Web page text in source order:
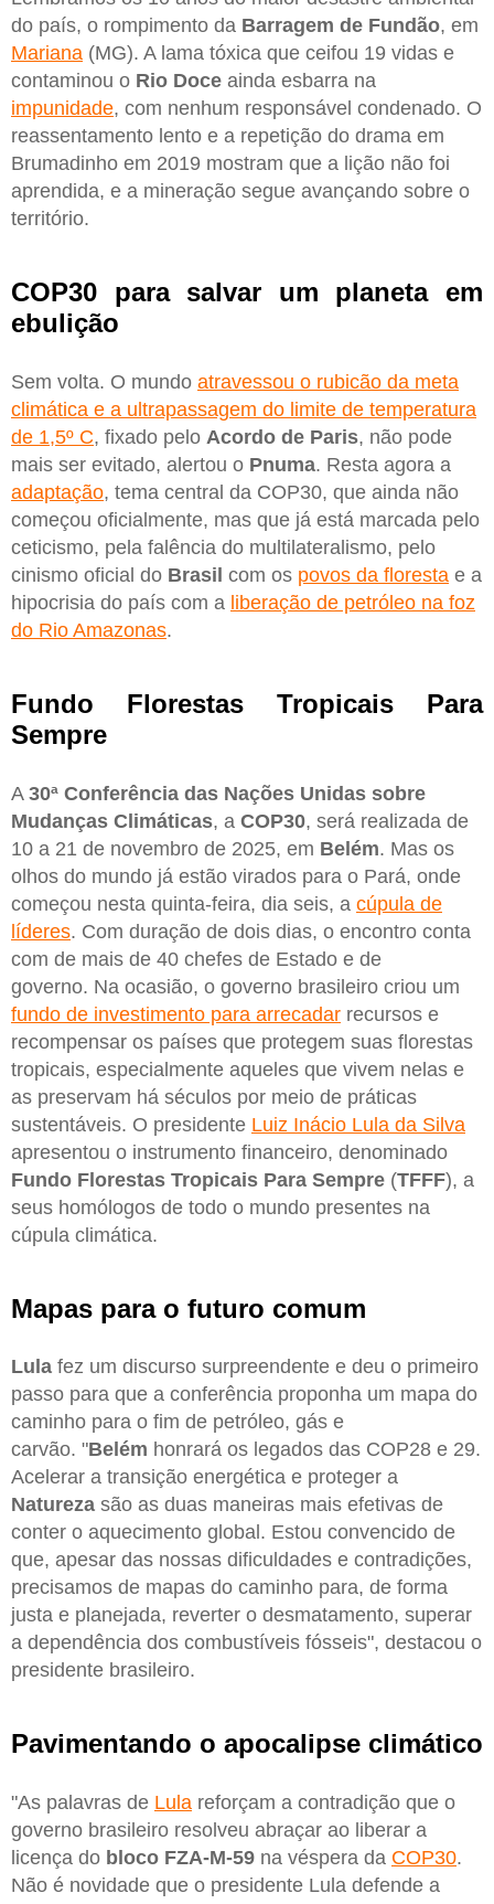
do país, o rompimento da Barragem de Fundão, em
Mariana (MG). A lama tóxica que ceifou 19 vidas e
contaminou o Rio Doce ainda esbarra na
impunidade, com nenhum responsável condenado. O
reassentamento lento e a repetição do drama em
Brumadinho em 2019 mostram que a lição não foi
aprendida, e a mineração segue avançando sobre o
território.
COP30 para salvar um planeta em
ebulição
Sem volta. O mundo atravessou o rubicão da meta
climática e a ultrapassagem do limite de temperatura
de 1,5º C, fixado pelo Acordo de Paris, não pode
mais ser evitado, alertou o Pnuma. Resta agora a
adaptação, tema central da COP30, que ainda não
começou oficialmente, mas que já está marcada pelo
ceticismo, pela falência do multilateralismo, pelo
cinismo oficial do Brasil com os povos da floresta e a
hipocrisia do país com a liberação de petróleo na foz
do Rio Amazonas.
Fundo Florestas Tropicais Para
Sempre
A 30ª Conferência das Nações Unidas sobre
Mudanças Climáticas, a COP30, será realizada de
10 a 21 de novembro de 2025, em Belém. Mas os
olhos do mundo já estão virados para o Pará, onde
começou nesta quinta-feira, dia seis, a cúpula de
líderes. Com duração de dois dias, o encontro conta
com de mais de 40 chefes de Estado e de
governo. Na ocasião, o governo brasileiro criou um
fundo de investimento para arrecadar recursos e
recompensar os países que protegem suas florestas
tropicais, especialmente aqueles que vivem nelas e
as preservam há séculos por meio de práticas
sustentáveis. O presidente Luiz Inácio Lula da Silva
apresentou o instrumento financeiro, denominado
Fundo Florestas Tropicais Para Sempre (TFFF), a
seus homólogos de todo o mundo presentes na
cúpula climática.
Mapas para o futuro comum
Lula fez um discurso surpreendente e deu o primeiro
passo para que a conferência proponha um mapa do
caminho para o fim de petróleo, gás e
carvão. "Belém honrará os legados das COP28 e 29.
Acelerar a transição energética e proteger a
Natureza são as duas maneiras mais efetivas de
conter o aquecimento global. Estou convencido de
que, apesar das nossas dificuldades e contradições,
precisamos de mapas do caminho para, de forma
justa e planejada, reverter o desmatamento, superar
a dependência dos combustíveis fósseis", destacou o
presidente brasileiro.
Pavimentando o apocalipse climático
"As palavras de Lula reforçam a contradição que o
governo brasileiro resolveu abraçar ao liberar a
licença do bloco FZA-M-59 na véspera da COP30.
Não é novidade que o presidente Lula defende a